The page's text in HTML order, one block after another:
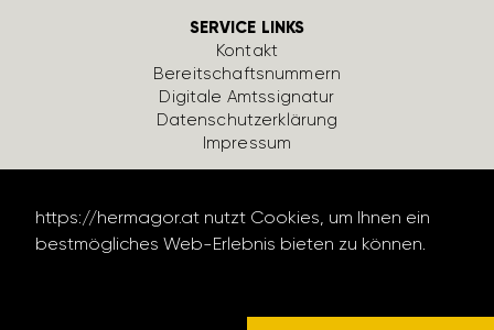
https://hermagor.at nutzt Cookies, um Ihnen ein
bestmögliches Web-Erlebnis bieten zu können.
SERVICE LINKS
Kontakt
Bereit­schafts­num­mern
Digi­tale Amts­si­gnatur
Daten­schutz­er­klä­rung
Impressum